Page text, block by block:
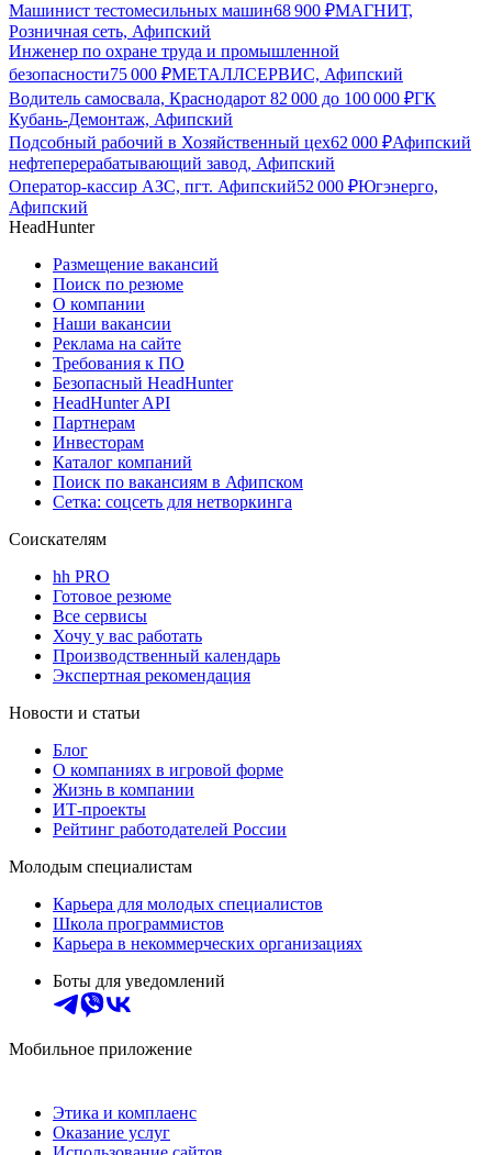
Машинист тестомесильных машин68 900 ₽МАГНИТ,
Розничная сеть, Афипский
Инженер по охране труда и промышленной
безопасности75 000 ₽МЕТАЛЛСЕРВИС, Афипский
Водитель самосвала, Краснодарот 82 000 до 100 000 ₽ГК
Кубань-Демонтаж, Афипский
Подсобный рабочий в Хозяйственный цех62 000 ₽Афипский
нефтеперерабатывающий завод, Афипский
Оператор-кассир АЗС, пгт. Афипский52 000 ₽Югэнерго,
Афипский
HeadHunter
Размещение вакансий
Поиск по резюме
О компании
Наши вакансии
Реклама на сайте
Требования к ПО
Безопасный HeadHunter
HeadHunter API
Партнерам
Инвесторам
Каталог компаний
Поиск по вакансиям в Афипском
Сетка: соцсеть для нетворкинга
Соискателям
hh PRO
Готовое резюме
Все сервисы
Хочу у вас работать
Производственный календарь
Экспертная рекомендация
Новости и статьи
Блог
О компаниях в игровой форме
Жизнь в компании
ИТ-проекты
Рейтинг работодателей России
Молодым специалистам
Карьера для молодых специалистов
Школа программистов
Карьера в некоммерческих организациях
Боты для уведомлений
Мобильное приложение
Этика и комплаенс
Оказание услуг